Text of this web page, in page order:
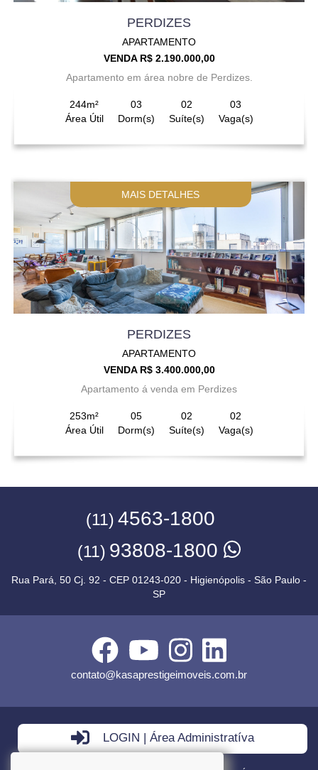
PERDIZES
APARTAMENTO
VENDA R$ 2.190.000,00
Apartamento em área nobre de Perdizes.
244m²
Área Útil
03
Dorm(s)
02
Suíte(s)
03
Vaga(s)
MAIS DETALHES
PERDIZES
APARTAMENTO
VENDA R$ 3.400.000,00
Apartamento á venda em Perdizes
253m²
Área Útil
05
Dorm(s)
02
Suíte(s)
02
Vaga(s)
(11) 4563-1800
(11) 93808-1800
Rua Pará, 50 Cj. 92 - CEP 01243-020 - Higienópolis - São Paulo -
SP
contato@kasaprestigeimoveis.com.br
LOGIN | Área Administratíva